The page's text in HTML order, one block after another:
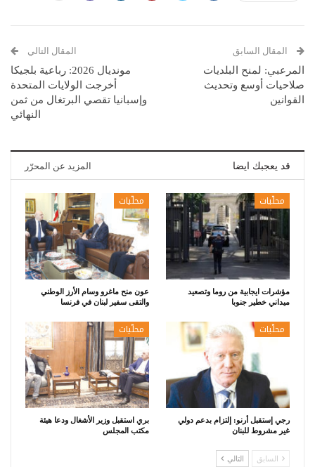
المقال السابق
المرعبي: لمنح البلديات
صلاحيات أوسع وتحديث
القوانين
المقال التالي
مونديال 2026: رباعية بلجيكا
أخرجت الولايات المتحدة
وإسبانيا تقصي البرتغال من ثمن
النهائي
قد يعجبك ايضا المزيد عن المحرّر
محلّيات
مؤشرات ايجابية من روما وتصعيد
ميداني خطير جنوبا
محلّيات
عون منح ماغرو وسام الأرز الوطني
والتقى سفير لبنان في فرنسا
محلّيات
رجي إستقبل أرنو: إلتزام بدعم دولي
غير مشروط للبنان
محلّيات
بري استقبل وزير الأشغال ودعا هيئة
مكتب المجلس
السابق التالي